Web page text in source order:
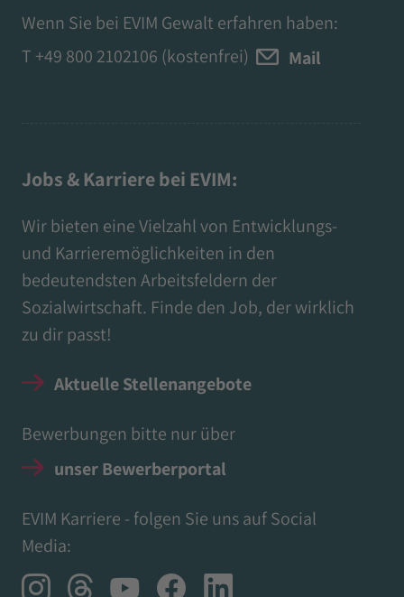
Wenn Sie bei EVIM Gewalt erfahren haben:
T +49 800 2102106 (kostenfrei) Mail
Jobs & Karriere bei EVIM:
Wir bieten eine Vielzahl von Entwicklungs-
und Karrieremöglichkeiten in den
bedeutendsten Arbeitsfeldern der
Sozialwirtschaft. Finde den Job, der wirklich
zu dir passt!
Aktuelle Stellenangebote
Bewerbungen bitte nur über
unser Bewerberportal
EVIM Karriere - folgen Sie uns auf Social
Media: